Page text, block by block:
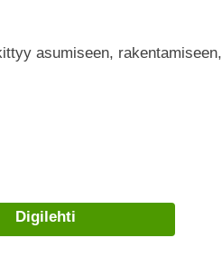
asumiseen, rakentamiseen,
Digilehti